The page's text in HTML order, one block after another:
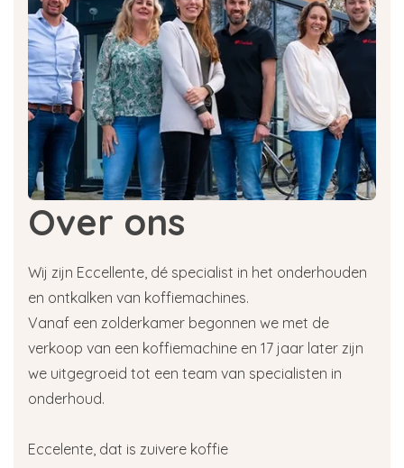
Over ons
Wij zijn Eccellente, dé specialist in het onderhouden
en ontkalken van koffiemachines.
Vanaf een zolderkamer begonnen we met de
verkoop van een koffiemachine en 17 jaar later zijn
we uitgegroeid tot een team van specialisten in
onderhoud.
Eccelente, dat is zuivere koffie